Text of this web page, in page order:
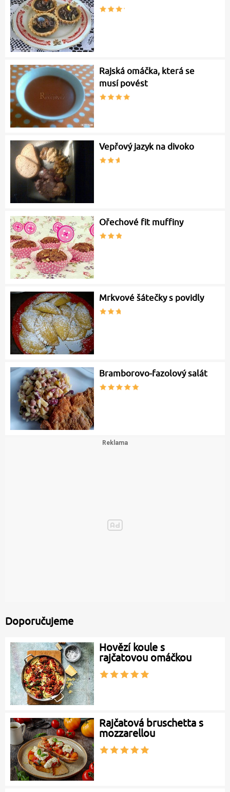
Rajská omáčka, která se
musí povést
Vepřový jazyk na divoko
Ořechové fit muffiny
Mrkvové šátečky s povidly
Bramborovo-fazolový salát
Doporučujeme
Hovězí koule s
rajčatovou omáčkou
Rajčatová bruschetta s
mozzarellou